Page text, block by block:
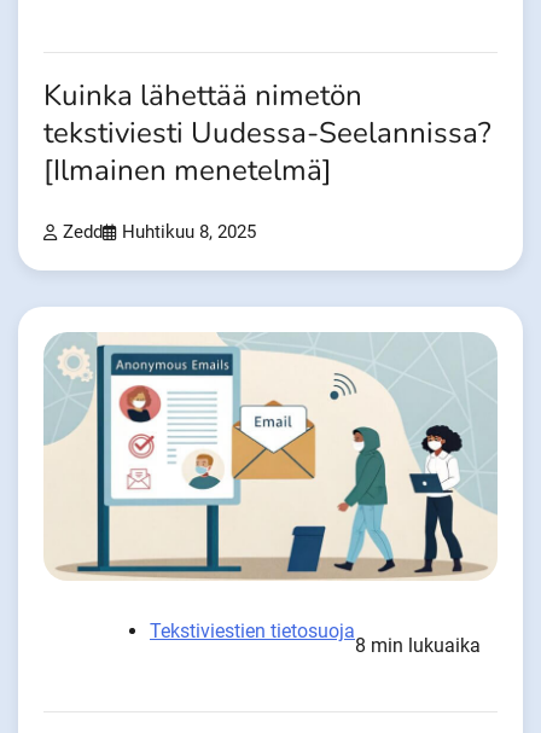
Kuinka lähettää nimetön
tekstiviesti Uudessa-Seelannissa?
[Ilmainen menetelmä]
Zedd Huhtikuu 8, 2025
Tekstiviestien tietosuoja
8 min lukuaika